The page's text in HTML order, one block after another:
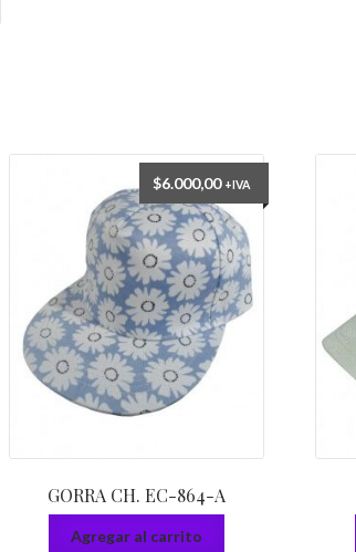
GORRA CH. EC-864-A
$6.000,00 +IVA
Agregar al carrito